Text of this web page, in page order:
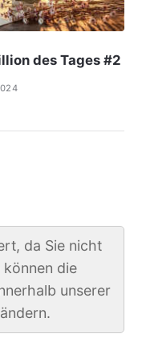
des Tages #2
da Sie nicht
die
unserer